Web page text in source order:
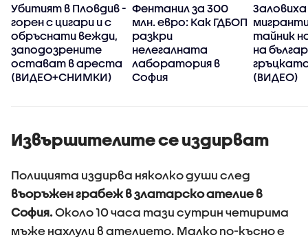
Убитият в Пловдив -
горен с цигари и с
обръснати вежди,
заподозрените
остават в ареста
(ВИДЕО+СНИМКИ)
Фентанил за 300
млн. евро: Как ГДБОП
разкри
нелегалната
лаборатория в
София
Заловиха
тайник
на
(ВИДЕО)
Извършителите се издирват
Полицията издирва няколко души след
въоръжен грабеж в златарско ателие в
София.Около 10 часа тази сутрин четирима
мъже нахлули в ателието. Малко по-късно е